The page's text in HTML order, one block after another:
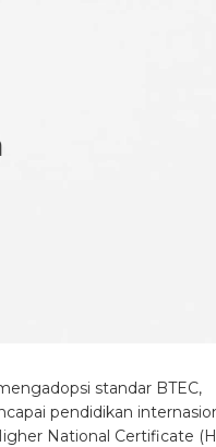
standar BTEC,
pendidikan
National Certificate